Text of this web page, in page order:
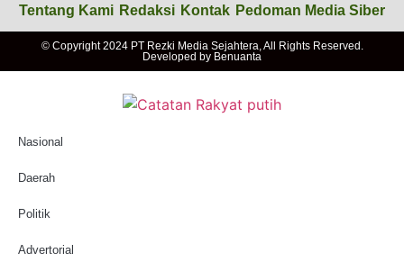
Tentang Kami Redaksi Kontak Pedoman Media Siber
© Copyright 2024 PT Rezki Media Sejahtera, All Rights Reserved.
Developed by Benuanta
Nasional
Daerah
Politik
Advertorial